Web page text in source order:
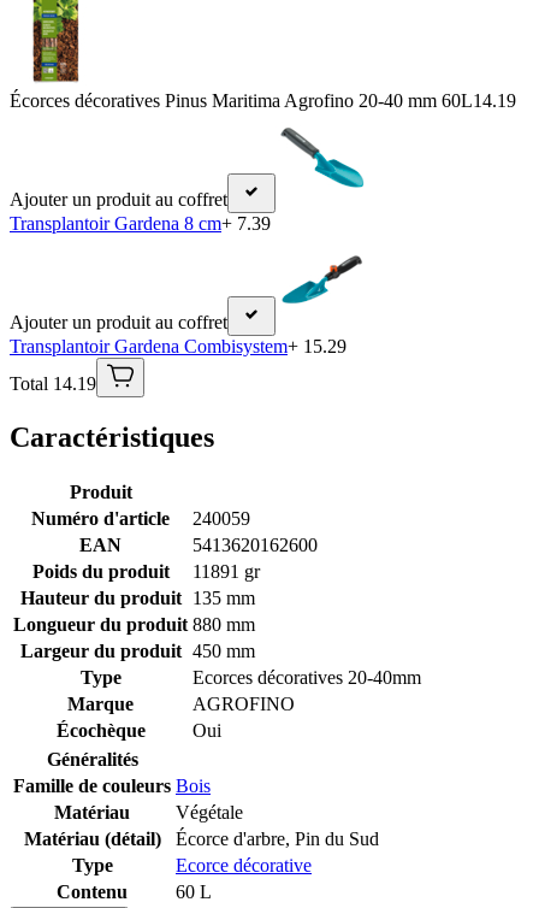
Écorces décoratives Pinus Maritima Agrofino 20-40 mm 60L14.19
Ajouter un produit au coffret
Transplantoir Gardena 8 cm+ 7.39
Ajouter un produit au coffret
Transplantoir Gardena Combisystem+ 15.29
Total 14.19
Caractéristiques
Produit
Numéro d'article
240059
EAN
5413620162600
Poids du produit
11891 gr
Hauteur du produit
135 mm
Longueur du produit 880 mm
Largeur du produit 450 mm
Type
Ecorces décoratives 20-40mm
Marque
AGROFINO
Écochèque
Oui
Généralités
Famille de couleurs Bois
Matériau
Végétale
Matériau (détail)
Écorce d'arbre, Pin du Sud
Type
Ecorce décorative
Contenu
60 L